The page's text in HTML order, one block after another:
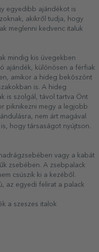
egyedibb ajándékot is
akikről tudja, hogy
meglenni kedvenc italuk
mindig kis üvegekben
ajándék, különösen a férfiak
amikor a hideg beköszönt
is. A hideg
is szolgál, távol tartva Önt
piknikezni megy a legjobb
nem árt magával
hogy társaságot nyújtson.
vagy a kabát
zsebében. A zsebpalack
csúszik ki a kezéből.
az egyedi felirat a palack
a szeszes italok